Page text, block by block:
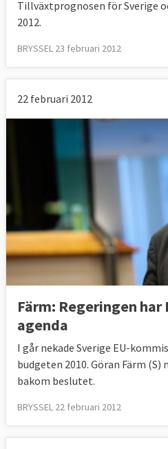
Tillväxtprognosen för Sverige
2012.
BRYSSEL 23 februari 2012
22 februari 2012
Färm: Regeringen har
agenda
I går nekade Sverige EU-
budgeten 2010. Göran Färm (S)
bakom beslutet.
BRYSSEL 22 februari 2012